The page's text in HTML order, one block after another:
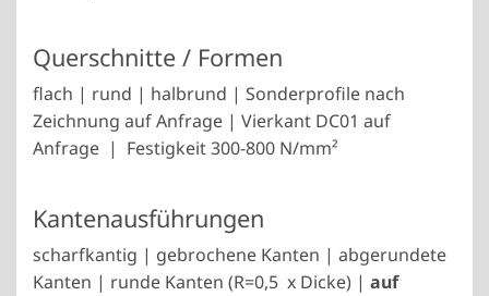
Querschnitte / Formen
flach | rund | halbrund | Sonderprofile nach
Zeichnung auf Anfrage | Vierkant DC01 auf
Anfrage | Festigkeit 300-800 N/mm²
Kantenausführungen
scharfkantig | gebrochene Kanten | abgerundete
Kanten | runde Kanten (R=0,5 x Dicke) | auf